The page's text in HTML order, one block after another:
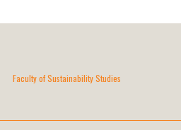
Faculty of Sustainability Studies